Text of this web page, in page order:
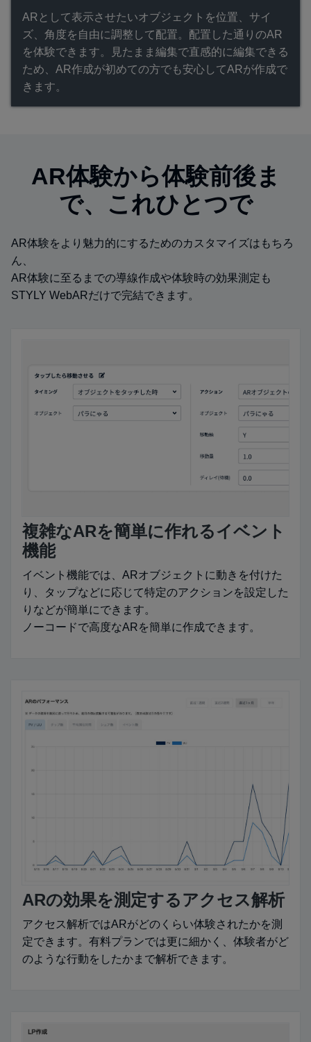
ARとして表示させたいオブジェクトを位置、サイ
ズ、角度を自由に調整して配置。配置した通りのAR
を体験できます。見たまま編集で直感的に編集できる
ため、AR作成が初めての方でも安心してARが作成で
きます。
AR体験から体験前後ま
で、これひとつで
AR体験をより魅力的にするためのカスタマイズはもちろ
ん、
AR体験に至るまでの導線作成や体験時の効果測定も
STYLY WebARだけで完結できます。
複雑なARを簡単に作れるイベント
機能
イベント機能では、ARオブジェクトに動きを付けた
り、タップなどに応じて特定のアクションを設定した
りなどが簡単にできます。
ノーコードで高度なARを簡単に作成できます。
ARの効果を測定するアクセス解析
アクセス解析ではARがどのくらい体験されたかを測
定できます。有料プランでは更に細かく、体験者がど
のような行動をしたかまで解析できます。